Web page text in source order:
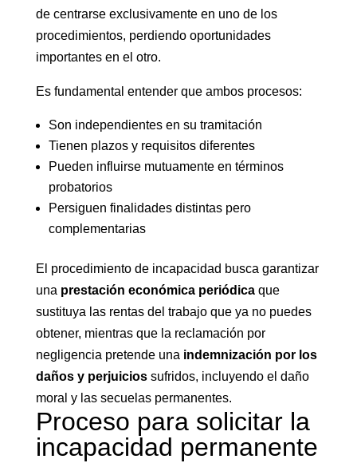
de centrarse exclusivamente en uno de los
procedimientos, perdiendo oportunidades
importantes en el otro.
Es fundamental entender que ambos procesos:
Son independientes en su tramitación
Tienen plazos y requisitos diferentes
Pueden influirse mutuamente en términos
probatorios
Persiguen finalidades distintas pero
complementarias
El procedimiento de incapacidad busca garantizar
una prestación económica periódicaque
sustituya las rentas del trabajo que ya no puedes
obtener, mientras que la reclamación por
negligencia pretende una indemnización por los
daños y perjuiciossufridos, incluyendo el daño
moral y las secuelas permanentes.
Proceso para solicitar la
incapacidad permanente